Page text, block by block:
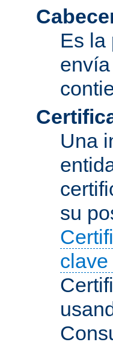
Es la
Una
su